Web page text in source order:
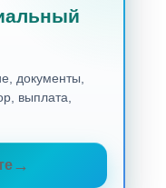
документы,
выплата,